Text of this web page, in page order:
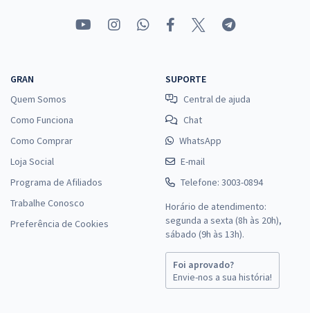
GRAN
Quem Somos
Como Funciona
Como Comprar
Loja Social
Programa de Afiliados
Trabalhe Conosco
Preferência de Cookies
SUPORTE
Central de ajuda
Chat
WhatsApp
E-mail
Telefone: 3003-0894
Horário de atendimento:
segunda a sexta (8h às 20h),
sábado (9h às 13h).
Foi aprovado?
Envie-nos a sua história!